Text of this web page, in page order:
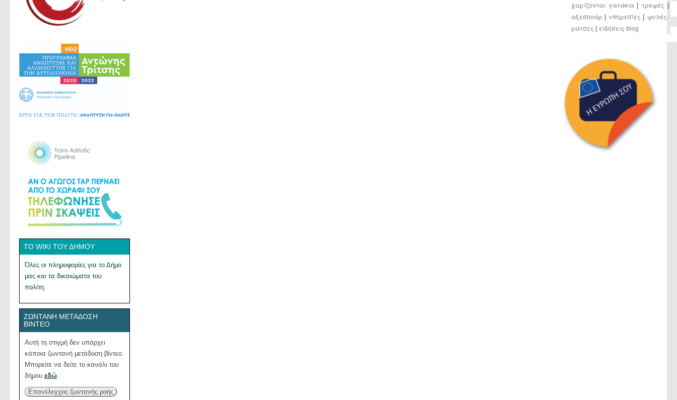
χαρίζονται γατάκια τροφές
αξεσουάρ υπηρεσίες
φυλές-
ράτσες
ειδήσεις-blog
ΤΟ WIKI ΤΟΥ ΔΉΜΟΥ
Όλες οι πληροφορίες για το Δήμο
μας και τα δικαιώματα του
πολίτη.
ΖΩΝΤΑΝΉ ΜΕΤΆΔΟΣΗ
ΒΊΝΤΕΟ
Αυτή τη στιγμή δεν υπάρχει
κάποια ζωντανή μετάδοση βίντεο.
Μπορείτε να δείτε το κανάλι του
δήμουεδώ
Επανέλεγχος ζωντανής ροής